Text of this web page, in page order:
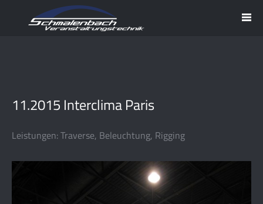
11.2015 Interclima Paris
Leistungen: Traverse, Beleuchtung, Rigging